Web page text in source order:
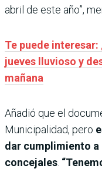
abril de este año”,
Te puede interesar:
jueves lluvioso y
mañana
Añadió que el
Municipalidad, pero
dar cumplimiento
concejales